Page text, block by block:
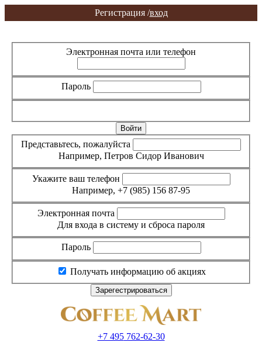
Регистрация /вход
Электронная почта или телефон
Пароль
Представьтесь, пожалуйста
Например, Петров Сидор Иванович
Укажите ваш телефон
Например, +7 (985) 156 87-95
Электронная почта
Для входа в систему и сброса пароля
Пароль
Получать информацию об акциях
+7 495762-62-30